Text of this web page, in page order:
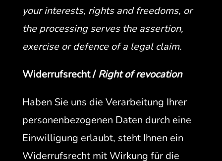
your inter­ests, rights and free­doms, or
the pro­cess­ing serves the asser­tion,
exer­cise or defence of a legal claim.
Wider­ruf­s­recht / Right of revocation
Haben Sie uns die Ver­ar­beitung Ihrer
per­so­n­en­be­zo­ge­nen Dat­en durch eine
Ein­willi­gung erlaubt, ste­ht Ihnen ein
Wider­ruf­s­recht mit Wirkung für die